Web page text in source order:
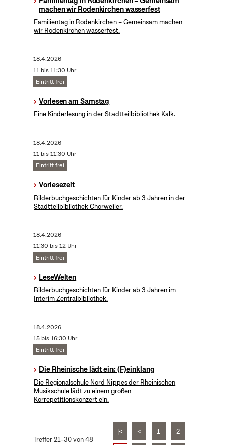
machen wir Rodenkirchen wasserfest
Familientag in Rodenkirchen – Gemeinsam machen
wir Rodenkirchen wasserfest.
18.4.2026
11 bis 11:30 Uhr
Eintritt frei
Vorlesen am Samstag
Eine Kinderlesung in der Stadtteilbibliothek Kalk.
18.4.2026
11 bis 11:30 Uhr
Eintritt frei
Vorlesezeit
Bilderbuchgeschichten für Kinder ab 3 Jahren in der
Stadtteilbibliothek Chorweiler.
18.4.2026
11:30 bis 12 Uhr
Eintritt frei
LeseWelten
Bilderbuchgeschichten für Kinder ab 3 Jahren im
Interim Zentralbibliothek.
18.4.2026
15 bis 16:30 Uhr
Eintritt frei
Die Rheinische lädt ein: (F)einklang
Die Regionalschule Nord Nippes der Rheinischen
Musikschule lädt zu einem großen
Korrepetitionskonzert ein.
Treffer 21–30 von 48
|< < 1 2